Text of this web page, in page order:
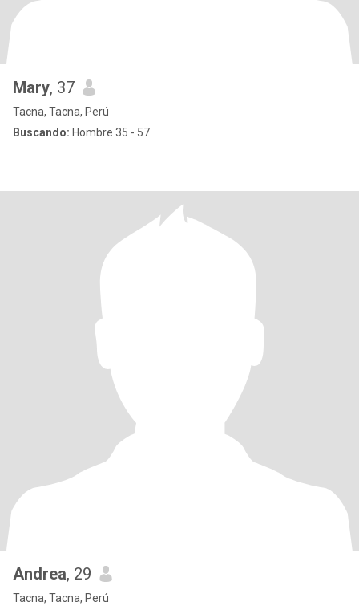
Mary, 37
Tacna, Tacna, Perú
Buscando: Hombre 35 - 57
Andrea, 29
Tacna, Tacna, Perú